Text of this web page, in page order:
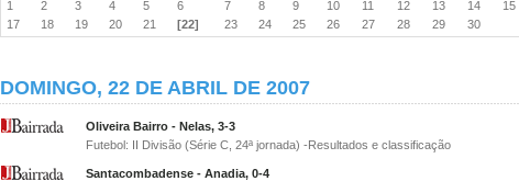
1
2 3 4 5 6 7 8 9 10 11 12 13 14 15
17
18 19 20 21 [22] 23 24 25 26 27 28 29 30
DOMINGO, 22 DE ABRIL DE 2007
Oliveira Bairro - Nelas, 3-3
Futebol: II Divisão (Série C, 24ª jornada) -Resultados e classificação
Santacombadense - Anadia, 0-4